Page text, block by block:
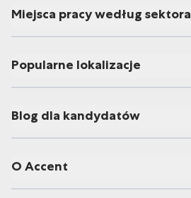
Miejsca pracy według sektora
Popularne lokalizacje
Blog dla kandydatów
O Accent